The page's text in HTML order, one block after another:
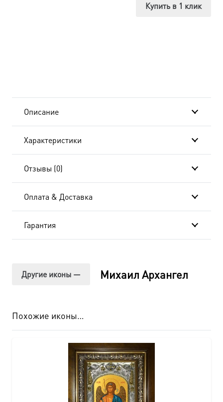
Купить в 1 клик
Описание
Характеристики
Отзывы (0)
Оплата & Доставка
Гарантия
Другие иконы — Михаил Архангел
Похожие иконы…